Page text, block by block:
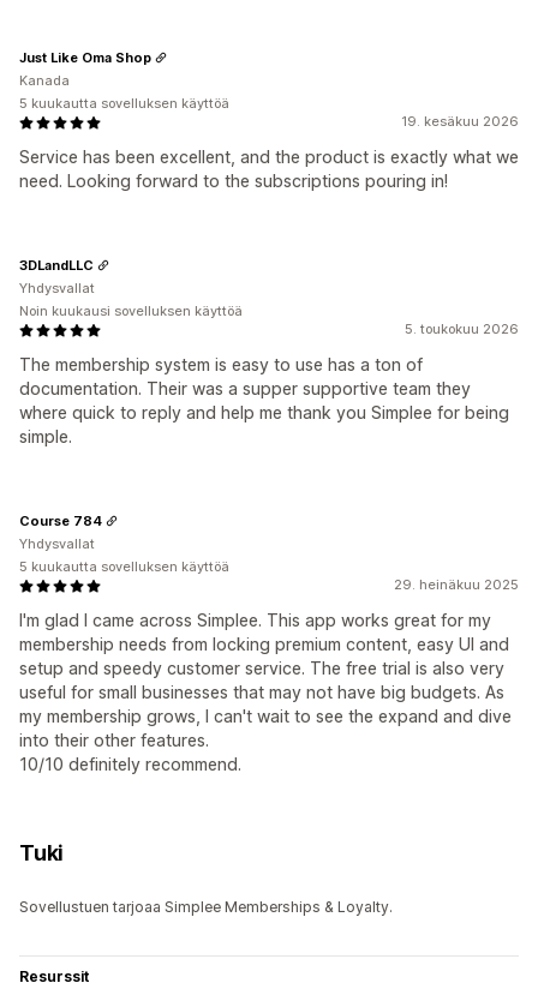
19. kesäkuu 2026
Service has been excellent, and the product is exactly what we
need. Looking forward to the subscriptions pouring in!
Just Like Oma Shop
Kanada
5 kuukautta sovelluksen käyttöä
5. toukokuu 2026
The membership system is easy to use has a ton of
documentation. Their was a supper supportive team they
where quick to reply and help me thank you Simplee for being
simple.
3DLandLLC
Yhdysvallat
Noin kuukausi sovelluksen käyttöä
29. heinäkuu 2025
I'm glad I came across Simplee. This app works great for my
membership needs from locking premium content, easy UI and
setup and speedy customer service. The free trial is also very
useful for small businesses that may not have big budgets. As
my membership grows, I can't wait to see the expand and dive
into their other features.
10/10 definitely recommend.
Course 784
Yhdysvallat
5 kuukautta sovelluksen käyttöä
Tuki
Sovellustuen tarjoaa Simplee Memberships & Loyalty.
Resurssit